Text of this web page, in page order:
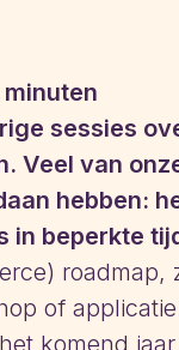
sessies
Veel van
hebben:
in beperkte
of
komend